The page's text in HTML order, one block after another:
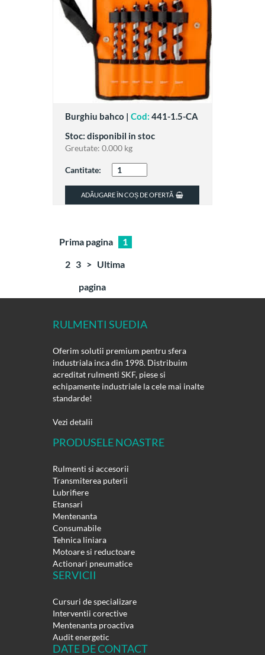
Burghiu bahco | Cod: 441-1.5-CA
Stoc: disponibil in stoc
Greutate: 0.000 kg
Cantitate:
ADĂUGARE ÎN COȘ DE OFERTĂ
Prima pagina
1
2 3 > Ultima
pagina
RULMENTI SUEDIA
Oferim solutii premium pentru sfera
industriala inca din 1998. Distribuim
acreditat rulmenti SKF, piese si
echipamente industriale la cele mai inalte
standarde!
Vezi detalii
PRODUSELE NOASTRE
Rulmenti si accesorii
Transmiterea puterii
Lubrifiere
Etansari
Mentenanta
Consumabile
Tehnica liniara
Motoare si reductoare
Actionari pneumatice
SERVICII
Cursuri de specializare
Interventii corective
Mentenanta proactiva
Audit energetic
DATE DE CONTACT